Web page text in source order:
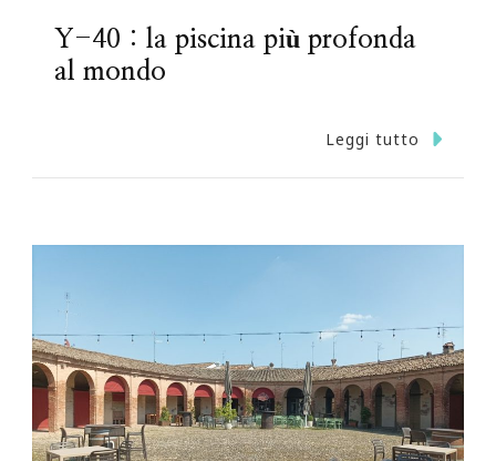
Y-40 : la piscina più profonda
al mondo
Leggi tutto